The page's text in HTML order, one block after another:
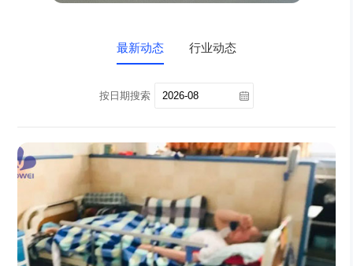
最新动态 行业动态
按日期搜索